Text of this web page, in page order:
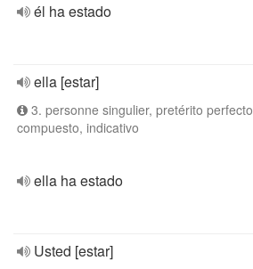
él ha estado
ella [estar]
3. personne singulier, pretérito perfecto
compuesto, indicativo
ella ha estado
Usted [estar]